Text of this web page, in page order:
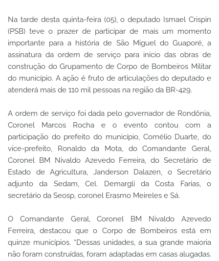
Na tarde desta quinta-feira (05), o deputado Ismael Crispin
(PSB) teve o prazer de participar de mais um momento
importante para a história de São Miguel do Guaporé, a
assinatura da ordem de serviço para início das obras de
construção do Grupamento de Corpo de Bombeiros Militar
do município. A ação é fruto de articulações do deputado e
atenderá mais de 110 mil pessoas na região da BR-429.
A ordem de serviço foi dada pelo governador de Rondônia,
Coronel Marcos Rocha e o evento contou com a
participação do prefeito do município, Cornélio Duarte, do
vice-prefeito, Ronaldo da Mota, do Comandante Geral,
Coronel BM Nivaldo Azevedo Ferreira, do Secretário de
Estado de Agricultura, Janderson Dalazen, o Secretário
adjunto da Sedam, Cel. Demargli da Costa Farias, o
secretário da Seosp, coronel Erasmo Meireles e Sá.
O Comandante Geral, Coronel BM Nivaldo Azevedo
Ferreira, destacou que o Corpo de Bombeiros está em
quinze municípios. “Dessas unidades, a sua grande maioria
não foram construídas, foram adaptadas em casas alugadas.